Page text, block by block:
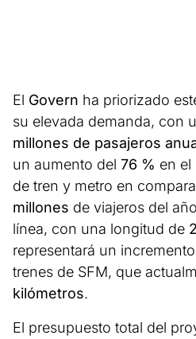
El Govern ha priorizado
su elevada demanda, con
millones de pasajeros
un aumento del 76 % en el
de tren y metro en
millones de viajeros del
línea, con una longitud de
representará un
trenes de SFM, que
kilómetros.
El presupuesto total del